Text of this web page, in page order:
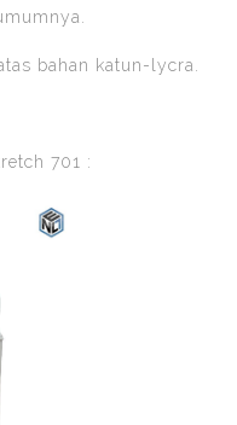
bahan katun-lycra.
701 :